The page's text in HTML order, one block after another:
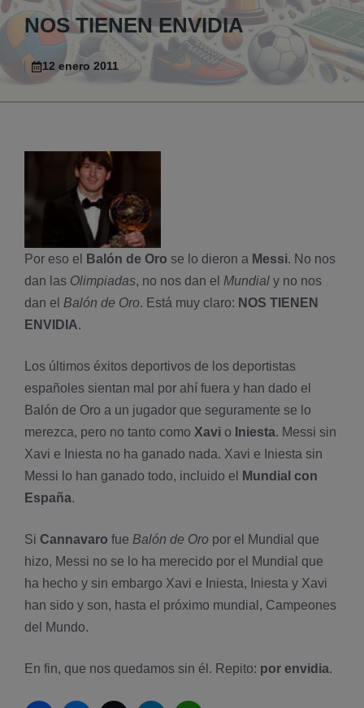
NOS TIENEN ENVIDIA
12 enero 2011
Por eso el Balón de Oro se lo dieron a Messi. No nos
dan las Olimpiadas, no nos dan el Mundial y no nos
dan el Balón de Oro. Está muy claro: NOS TIENEN
ENVIDIA.
Los últimos éxitos deportivos de los deportistas
españoles sientan mal por ahí­ fuera y han dado el
Balón de Oro a un jugador que seguramente se lo
merezca, pero no tanto como Xavi o Iniesta. Messi sin
Xavi e Iniesta no ha ganado nada. Xavi e Iniesta sin
Messi lo han ganado todo, incluido el
Mundial con
España.
Si Cannavaro fue Balón de Oro por el Mundial que
hizo, Messi no se lo ha merecido por el Mundial que
ha hecho y sin embargo Xavi e Iniesta, Iniesta y Xavi
han sido y son, hasta el próximo mundial, Campeones
del Mundo.
En fin, que nos quedamos sin él. Repito: por envidia.